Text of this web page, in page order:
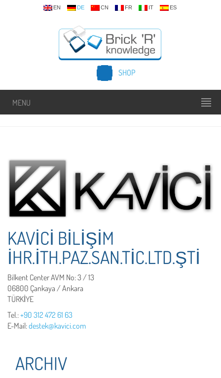
EN DE CN FR IT ES
SHOP
MENU
KAVİCİ BİLİŞİM
İHR.İTH.PAZ.SAN.TİC.LTD.ŞTİ
Bilkent Center AVM No: 3 / 13
06800 Çankaya / Ankara
TÜRKİYE
Tel.:+90 312 472 61 63
E-Mail:destek@kavici.com
ARCHIV